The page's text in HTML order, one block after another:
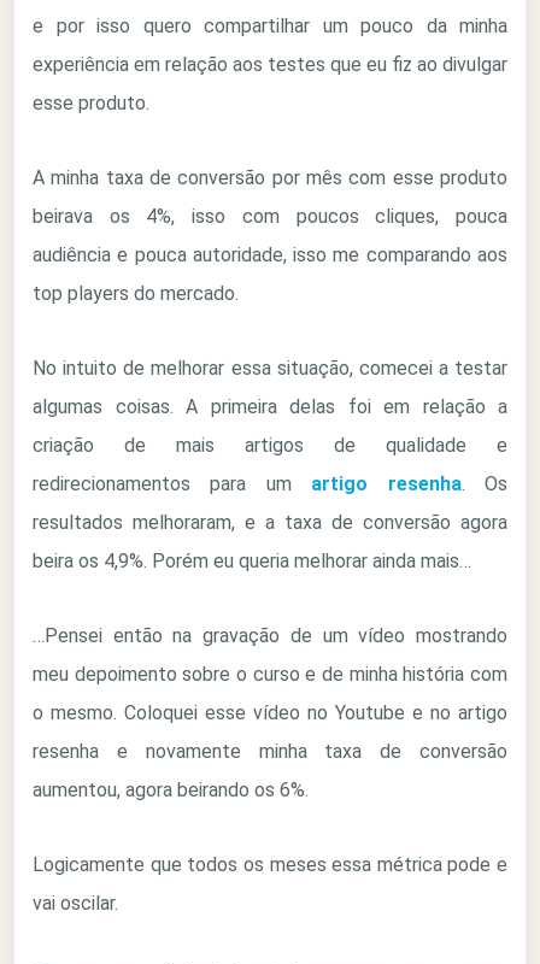
e por isso quero compartilhar um pouco da minha
experiência em relação aos testes que eu fiz ao divulgar
esse produto.
A minha taxa de conversão por mês com esse produto
beirava os 4%, isso com poucos cliques, pouca
audiência e pouca autoridade, isso me comparando aos
top players do mercado.
No intuito de melhorar essa situação, comecei a testar
algumas coisas. A primeira delas foi em relação a
criação de mais artigos de qualidade e
redirecionamentos para um artigo resenha. Os
resultados melhoraram, e a taxa de conversão agora
beira os 4,9%. Porém eu queria melhorar ainda mais…
…Pensei então na gravação de um vídeo mostrando
meu depoimento sobre o curso e de minha história com
o mesmo. Coloquei esse vídeo no Youtube e no artigo
resenha e novamente minha taxa de conversão
aumentou, agora beirando os 6%.
Logicamente que todos os meses essa métrica pode e
vai oscilar.